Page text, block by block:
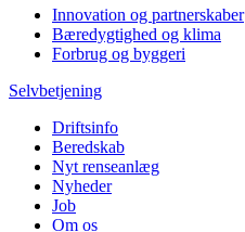
Innovation og partnerskaber
Bæredygtighed og klima
Forbrug og byggeri
Selvbetjening
Driftsinfo
Beredskab
Nyt renseanlæg
Nyheder
Job
Om os